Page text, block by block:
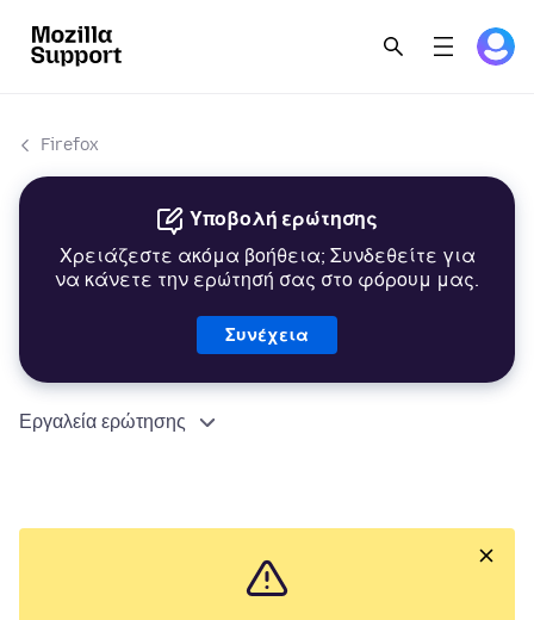
Firefox
Υποβολή ερώτησης
Χρειάζεστε ακόμα βοήθεια; Συνδεθείτε για
να κάνετε την ερώτησή σας στο φόρουμ μας.
Συνέχεια
Εργαλεία ερώτησης